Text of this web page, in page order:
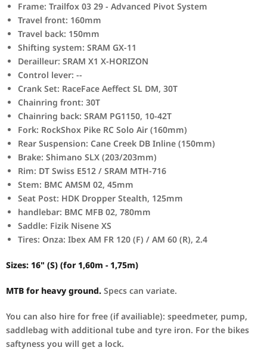
Frame: Trailfox 03 29 - Advanced Pivot System
Travel front: 160mm
Travel back: 150mm
Shifting system: SRAM GX-11
Derailleur: SRAM X1 X-HORIZON
Control lever: --
Crank Set: RaceFace Aeffect SL DM, 30T
Chainring front: 30T
Chainring back: SRAM PG1150, 10-42T
Fork: RockShox Pike RC Solo Air (160mm)
Rear Suspension: Cane Creek DB Inline (150mm)
Brake: Shimano SLX (203/203mm)
Rim: DT Swiss E512 / SRAM MTH-716
Stem: BMC AMSM 02, 45mm
Seat Post: HDK Dropper Stealth, 125mm
handlebar: BMC MFB 02, 780mm
Saddle: Fizik Nisene XS
Tires: Onza: Ibex AM FR 120 (F) / AM 60 (R), 2.4
Sizes: 16" (S) (for 1,60m - 1,75m)
MTB for heavy ground. Specs can variate.
You can also hire for free (if availiable): speedmeter, pump,
saddlebag with additional tube and tyre iron. For the bikes
saftyness you will get a lock.